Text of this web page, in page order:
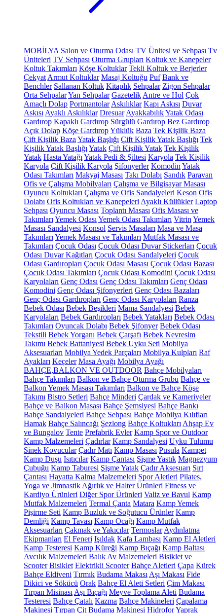
MOBİLYA Salon ve Oturma Odası TV Ünitesi ve Sehpası Tv
Üniteleri TV Sehpası Oturma Grupları Koltuk ve Kanepeler
Koltuk Takımları Köşe Koltuklar Tekli Koltuk ve Berjerler
Çekyat Armut Koltuklar Masaj Koltuğu Puf Bank ve
Benchler Sallanan Koltuk Kitaplık Sehpalar Zigon Sehpalar
Orta SehpalarYan Sehpalar Gazetelik Antre ve Hol Çok
Amaçlı Dolap Portmantolar Askılıklar Kapı Askısı Duvar
Askısı Ayaklı Askılıklar Dresuar AyakkabılıkYatak Odası
Gardırop Kapaklı Gardırop Sürgülü Gardırop Bez Gardırop
Açık Dolap Köşe GardıropYüklük Baza Tek Kişilik Baza
Çift Kişilik Baza Yatak Başlığı Çift Kişilik Yatak Başlığı Tek
Kişilik Yatak Başlığı Yatak Çift Kişilik Yatak Tek Kişilik
Yatak Hasta Yatağı Yatak Pedi & Şiltesi Karyola Tek Kişilik
Karyola Çift Kişilik Karyola Şifonyerler Komodin Yatak
Odası Takımları Makyaj Masası Takı Dolabı Sandık Paravan
Ofis ve Çalışma Mobilyaları Çalışma ve Bilgisayar Masası
Oyuncu Koltukları Çalışma ve Ofis Sandalyeleri Keson Ofis
Dolabı Ofis Koltukları ve Kanepeleri Ayaklı Küllükler Laptop
Sehpası Oyuncu Masası Toplantı Masası Ofis Masası ve
Takımları Yemek Odası Yemek Odası Takımları Vitrin Yemek
Masası Sandalyesi Konsol Servis Masaları Masa ve Masa
Takımları Yemek Masası ve Takımları Mutfak Masası ve
Takımları Çocuk Odası Çocuk Odası Duvar Stickerları Çocuk
Odası Duvar Kağıtları Çocuk Odası Sandalyeleri Çocuk
Odası Gardıropları Çocuk Odası Masası Çocuk Odası Bazası
Çocuk Odası Takımları Çocuk Odası Komodini Çocuk Odası
Karyolaları Genç Odası Genç Odası Takımları Genç Odası
Komodini Genç Odası Şifonyerleri Genç Odası Bazaları
Genç Odası Gardıropları Genç Odası Karyolaları Ranza
Bebek Odası Bebek Beşikleri Mama Sandalyesi Bebek
Karyolaları Bebek Gardıropları Bebek Yatakları Bebek Odası
Takımları Oyuncak Dolabı Bebek Şifonyer Bebek Odası
Tekstili Bebek Yorganı Bebek Çarşafı Bebek Nevresim
Takımı Bebek Battaniyesi Bebek Uyku Seti Mobilya
Aksesuarları Mobilya Yedek Parçaları Mobilya Kulpları Raf
Ayakları Keçeler Masa Ayağı Mobilya Ayağı
BAHÇE,BALKON VE OUTDOOR Bahçe Mobilyaları
Bahçe Takımları Balkon ve Bahçe Oturma Grubu Bahçe ve
Balkon Yemek Masası Takımları Balkon ve Bahçe Köşe
Takımı Bistro Setleri Bahçe Minderi Çardak ve Kameriyeler
Bahçe ve Balkon Masası Bahçe Şemsiyesi Bahçe Bankı
Bahçe Sandalyeleri Bahçe Sehpası Bahçe Mobilya Kılıfları
Hamak Bahçe Salıncağı Şezlong Bahçe Koltukları Ahşap Ev
ve Bungalov Tente Prefabrik Evler Kamp Spor ve Outdoor
Kamp Malzemeleri Çadırlar Kamp Sandalyesi Uyku Tulumu
Sinek Kovucular Çadır Matı Kamp Masası Pusula Kampet
Kamp Duşu Isıtıcılar Kamp Çantası Şişme Yastık Magnezyum
Çubuğu Kamp Taburesi Şişme Yatak Çadır Aksesuarı Sırt
Çantası Hayatta Kalma Malzemeleri Spor Aletleri Pilates,
Yoga ve Jimnastik Ağırlık ve Halter Ürünleri Fitness ve
Kardiyo Ürünleri Diğer Spor Ürünleri Valiz ve Bavul Kamp
Mutfak Malzemeleri Termal Çanta Matara Kamp Yemek
Pişirme Seti Kamp Buzluk ve Soğutucu Ürünler Kamp
Demliği Kamp Tavası Kamp Ocağı Kamp Mutfak
Aksesuarları Çakmak ve Yakıcılar Termoslar Aydınlatma
Ekipmanları El Feneri Işıldak Kafa Lambası Kamp El Aletleri
Kamp Testeresi Kamp Küreği Kamp Bıçağı Kamp Baltası
Avcılık Malzemeleri Balık Av Malzemeleri Bisiklet ve
Scooter Bisiklet Elektrikli Scooter Bahçe Aletleri Çapa Kürek
Bahçe Eldiveni Tırmık Budama Makası Aşı Makası Fide
Dikici ve Sökücü Orak Bahçe El Aleti Setleri Çim Makası
Tırpan Misinası Aşı Bıçağı Meyve Toplama Aleti Budama
Testeresi Bahçe Çatalı Kazma Bahçe Makineleri Çapalama
Makinesi Tırpan Çit Budama Makinesi HidroforYaprak